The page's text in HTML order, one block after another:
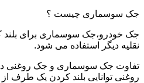
جک سوسماری چیست ؟
جک خودرو،جک سوسماری برای بلند
نقلیه دیگر استفاده می شود.
تفاوت جک سوسماری و جک روغنی
روغنی توانایی بلند کردن یک طرف از